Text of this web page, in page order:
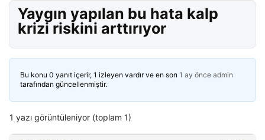
Yaygın yapılan bu hata kalp
krizi riskini arttırıyor
Bu konu 0 yanıt içerir, 1 izleyen vardır ve en son 1 ay önce admin
tarafından güncellenmiştir.
1 yazı görüntüleniyor (toplam 1)